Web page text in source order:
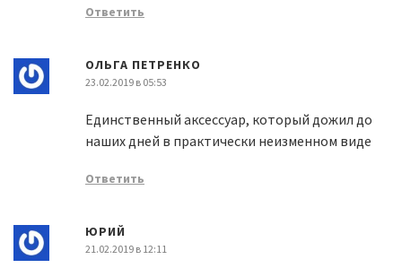
Ответить
ОЛЬГА ПЕТРЕНКО
23.02.2019 в 05:53
Единственный аксессуар, который дожил до
наших дней в практически неизменном виде
Ответить
ЮРИЙ
21.02.2019 в 12:11